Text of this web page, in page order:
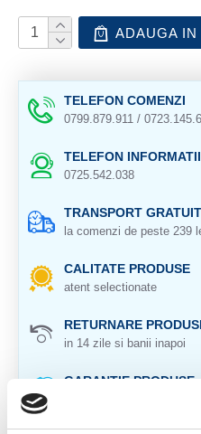
ADAUGA IN
TELEFON COMENZI
0799.879.911 /
TELEFON INFORMATII
0725.542.038
TRANSPORT GRATUIT
la comenzi de peste 239
CALITATE PRODUSE
atent selectionate
RETURNARE
in 14 zile si banii inapoi
GARANTIE PRODUSE